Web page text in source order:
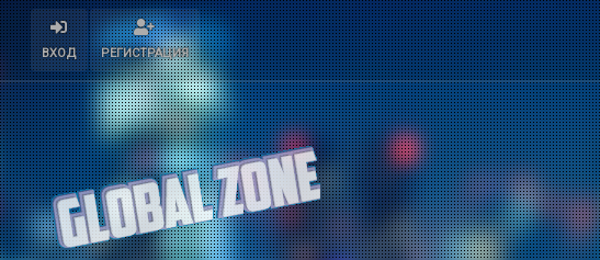
ВХОД РЕГИСТРАЦИЯ